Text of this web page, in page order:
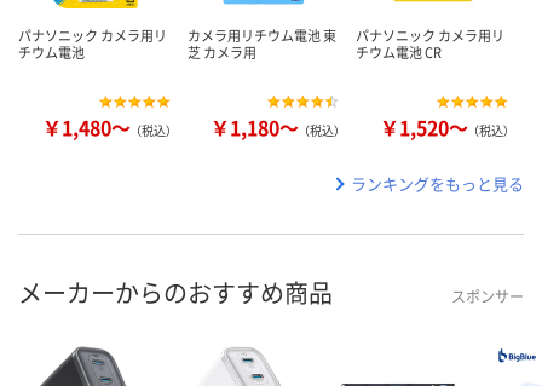
パナソニック カメラ用リ
チウム電池
￥1,480～ （税込）
カメラ用リチウム電池 東
芝 カメラ用
￥1,180～ （税込）
パナソニック カメラ用リ
チウム電池 CR
￥1,520～ （税込）
ランキングをもっと見る
メーカーからのおすすめ商品 スポンサー